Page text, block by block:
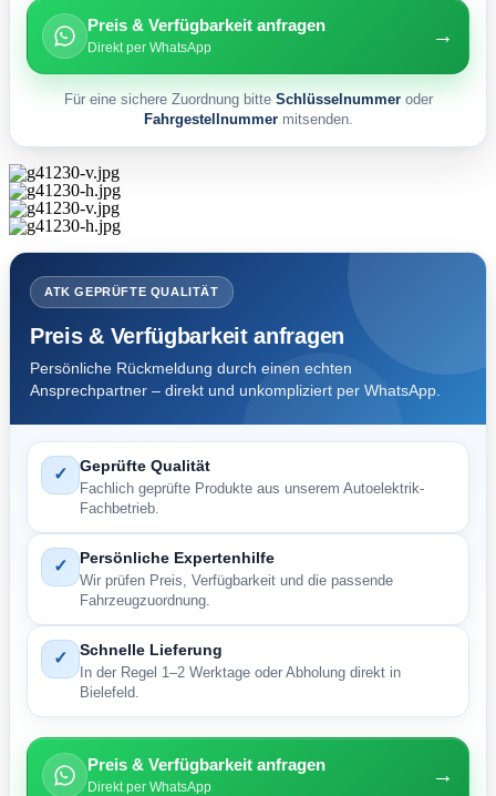
Preis & Verfügbarkeit anfragen
Direkt per WhatsApp →
Für eine sichere Zuordnung bitte Schlüsselnummeroder
Fahrgestellnummermitsenden.
ATK GEPRÜFTE QUALITÄT
Preis & Verfügbarkeit anfragen
Persönliche Rückmeldung durch einen echten
Ansprechpartner – direkt und unkompliziert per WhatsApp.
✓ Geprüfte Qualität
Fachlich geprüfte Produkte aus unserem Autoelektrik-
Fachbetrieb.
✓ Persönliche Expertenhilfe
Wir prüfen Preis, Verfügbarkeit und die passende
Fahrzeugzuordnung.
✓ Schnelle Lieferung
In der Regel 1–2 Werktage oder Abholung direkt in
Bielefeld.
Preis & Verfügbarkeit anfragen
Direkt per WhatsApp →